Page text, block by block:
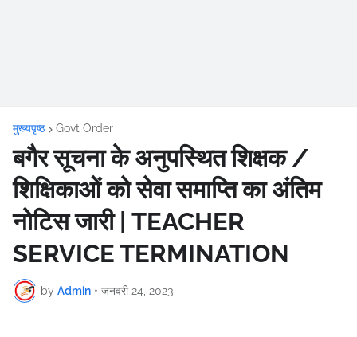
मुख्यपृष्ठ Govt Order
बगैर सूचना के अनुपस्थित शिक्षक /
शिक्षिकाओं को सेवा समाप्ति का अंतिम
नोटिस जारी | TEACHER
SERVICE TERMINATION
by Admin • जनवरी 24, 2023